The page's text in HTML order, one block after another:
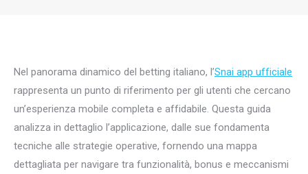
Nel panorama dinamico del betting italiano, l’Snai app ufficiale
rappresenta un punto di riferimento per gli utenti che cercano
un’esperienza mobile completa e affidabile. Questa guida
analizza in dettaglio l’applicazione, dalle sue fondamenta
tecniche alle strategie operative, fornendo una mappa
dettagliata per navigare tra funzionalità, bonus e meccanismi